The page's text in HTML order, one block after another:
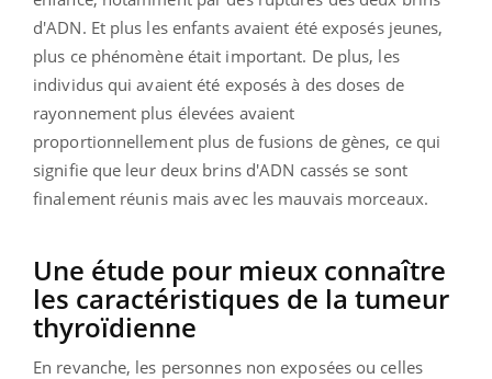
d'ADN. Et plus les enfants avaient été exposés jeunes,
plus ce phénomène était important. De plus, les
individus qui avaient été exposés à des doses de
rayonnement plus élevées avaient
proportionnellement plus de fusions de gènes, ce qui
signifie que leur deux brins d'ADN cassés se sont
finalement réunis mais avec les mauvais morceaux.
Une étude pour mieux connaître
les caractéristiques de la tumeur
thyroïdienne
En revanche, les personnes non exposées ou celles